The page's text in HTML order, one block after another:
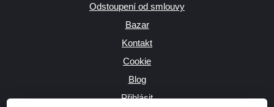
Odstoupení od smlouvy
Bazar
Kontakt
Cookie
Blog
Přihlásit